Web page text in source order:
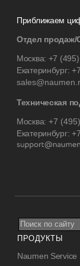
Приближаем
Отдел
Москва: +7
Екатеринбург:
Техническая
Москва: +7
Екатеринбург:
ПРОДУКТЫ
Naumen Service